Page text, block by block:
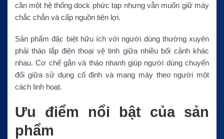
cần một hệ thống dock phức tạp nhưng vẫn muốn giữ máy
chắc chắn và cấp nguồn tiện lợi.
Sản phẩm đặc biệt hữu ích với người dùng thường xuyên
phải tháo lắp điện thoại vệ tinh giữa nhiều bối cảnh khác
nhau. Cơ chế gắn và tháo nhanh giúp người dùng chuyển
đổi giữa sử dụng cố định và mang máy theo người một
cách linh hoạt.
Ưu điểm nổi bật của sản
phẩm